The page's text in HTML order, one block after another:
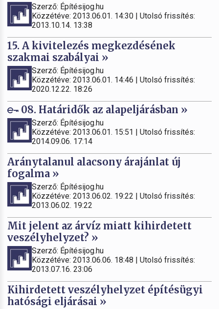
Szerző: Építésijog.hu
Közzétéve: 2013.06.01. 14:30 | Utolsó frissítés:
2013.10.14. 13:38
15. A kivitelezés megkezdésének
szakmai szabályai »
Szerző: Építésijog.hu
Közzétéve: 2013.06.01. 14:46 | Utolsó frissítés:
2020.12.22. 18:26
08. Határidők az alapeljárásban »
Szerző: Építésijog.hu
Közzétéve: 2013.06.01. 15:51 | Utolsó frissítés:
2014.09.06. 17:14
Aránytalanul alacsony árajánlat új
fogalma »
Szerző: Építésijog.hu
Közzétéve: 2013.06.02. 19:22 | Utolsó frissítés:
2013.06.02. 19:22
Mit jelent az árvíz miatt kihirdetett
veszélyhelyzet? »
Szerző: Építésijog.hu
Közzétéve: 2013.06.06. 18:48 | Utolsó frissítés:
2013.07.16. 23:06
Kihirdetett veszélyhelyzet építésügyi
hatósági eljárásai »